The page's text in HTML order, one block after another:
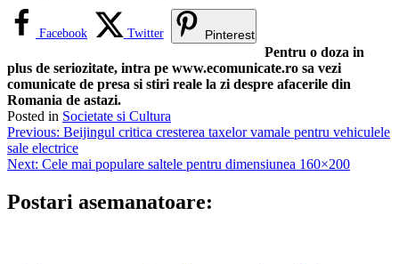
Facebook Twitter Pinterest
Pentru o doza in
plus de seriozitate, intra pe www.ecomunicate.ro sa vezi
comunicate de presa si stiri reale la zi despre afacerile din
Romania de astazi.
Posted in Societate si Cultura
Navigare
în
Previous: Beijingul critica cresterea taxelor vamale pentru vehiculele
sale electrice
Next: Cele mai populare saltele pentru dimensiunea 160×200
Postari asemanatoare: